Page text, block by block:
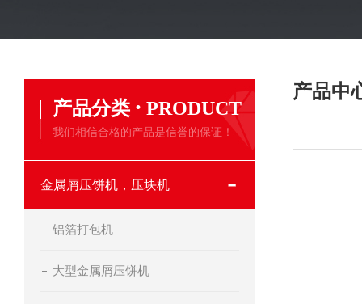
产品分类 · PRODUCT
我们相信合格的产品是信誉的保证！
金属屑压饼机，压块机
铝箔打包机
大型金属屑压饼机
产品中